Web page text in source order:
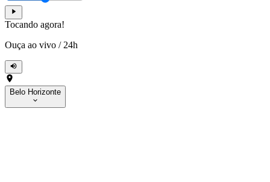
Tocando agora!
Ouça ao vivo / 24h
Belo Horizonte